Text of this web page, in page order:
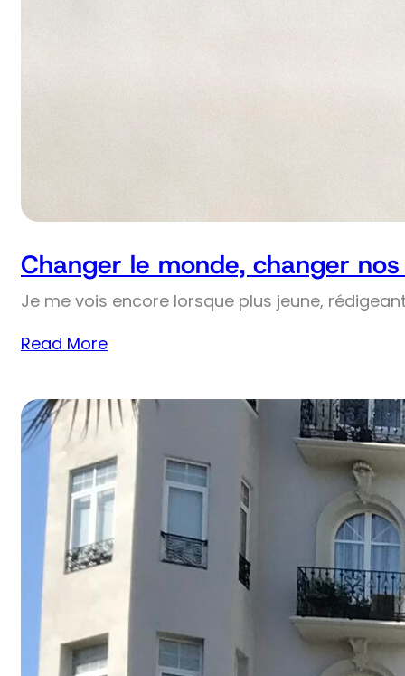
Changer le monde, changer
Je me vois encore lorsque plus jeune,
Read More